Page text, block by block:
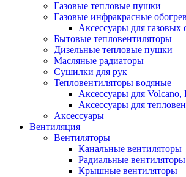
Газовые тепловые пушки
Газовые инфракрасные
Аксессуары для газовых
Бытовые тепловентиляторы
Дизельные тепловые пушки
Масляные радиаторы
Сушилки для рук
Тепловентиляторы водяные
Аксессуары для Volcano,
Аксессуары для
Аксессуары
Вентиляция
Вентиляторы
Канальные вентиляторы
Радиальные вентиляторы
Крышные вентиляторы